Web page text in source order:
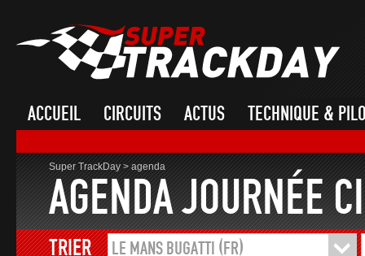
ACCUEIL CIRCUITS ACTUS TECHNIQUE &
Super TrackDay>agenda
AGENDA JOURNÉE
TRIER LE MANS BUGATTI (FR)